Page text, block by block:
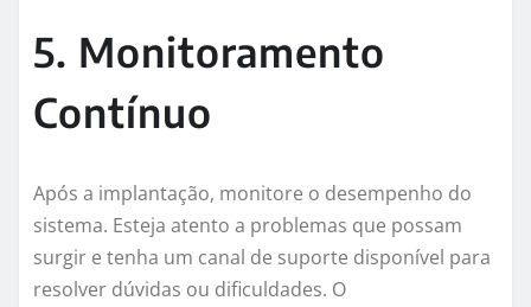
5. Monitoramento
Contínuo
Após a implantação, monitore o desempenho do
sistema. Esteja atento a problemas que possam
surgir e tenha um canal de suporte disponível para
resolver dúvidas ou dificuldades. O